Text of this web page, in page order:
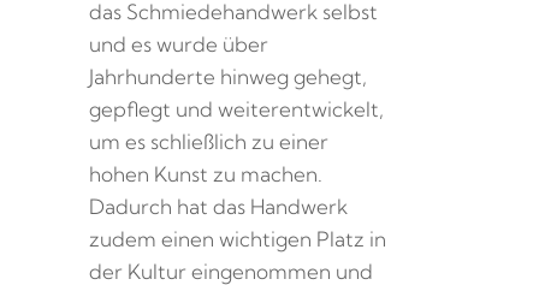
das Schmiedehandwerk selbst
und es wurde über
Jahrhunderte hinweg gehegt,
gepflegt und weiterentwickelt,
um es schließlich zu einer
hohen Kunst zu machen.
Dadurch hat das Handwerk
zudem einen wichtigen Platz in
der Kultur eingenommen und